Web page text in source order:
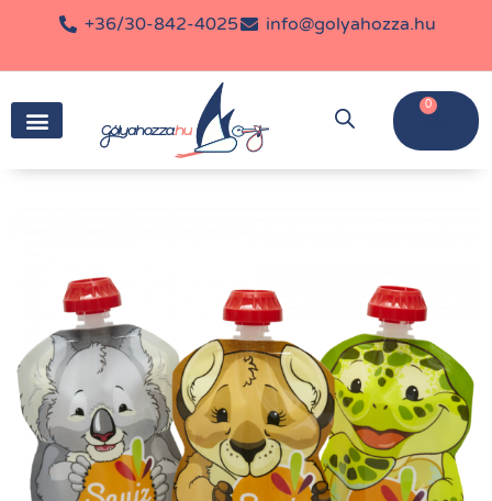
+36/30-842-4025 info@golyahozza.hu
0